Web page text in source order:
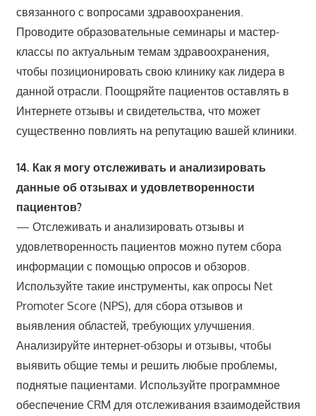
связанного с вопросами здравоохранения.
Проводите образовательные семинары и мастер-
классы по актуальным темам здравоохранения,
чтобы позиционировать свою клинику как лидера в
данной отрасли. Поощряйте пациентов оставлять в
Интернете отзывы и свидетельства, что может
существенно повлиять на репутацию вашей клиники.
14. Как я могу отслеживать и анализировать
данные об отзывах и удовлетворенности
пациентов?
— Отслеживать и анализировать отзывы и
удовлетворенность пациентов можно путем сбора
информации с помощью опросов и обзоров.
Используйте такие инструменты, как опросы Net
Promoter Score (NPS), для сбора отзывов и
выявления областей, требующих улучшения.
Анализируйте интернет-обзоры и отзывы, чтобы
выявить общие темы и решить любые проблемы,
поднятые пациентами. Используйте программное
обеспечение CRM для отслеживания взаимодействия